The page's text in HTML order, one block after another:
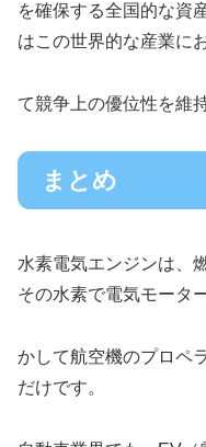
を確保する全国的な資
はこの世界的な産業に
て競争上の優位性を維
まとめ
水素電気エンジンは、
その水素で電気モータ
かして航空機のプロペ
だけです。